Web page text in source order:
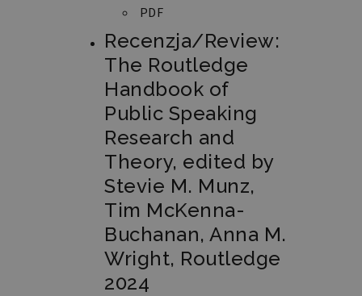
PDF
Recenzja/Review:
The Routledge
Handbook of
Public Speaking
Research and
Theory, edited by
Stevie M. Munz,
Tim McKenna-
Buchanan, Anna M.
Wright, Routledge
2024